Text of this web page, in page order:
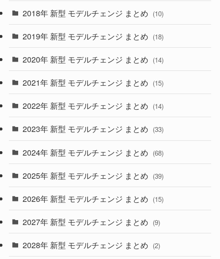
(30)
(27)
(10)
(35)
(10)
(9)
(22)
(4)
(9)
(4)
(1)
2018年 新型 モデルチェンジ まとめ (10)
2019年 新型 モデルチェンジ まとめ (18)
2020年 新型 モデルチェンジ まとめ (14)
2021年 新型 モデルチェンジ まとめ (15)
2022年 新型 モデルチェンジ まとめ (14)
2023年 新型 モデルチェンジ まとめ (33)
2024年 新型 モデルチェンジ まとめ (68)
2025年 新型 モデルチェンジ まとめ (39)
2026年 新型 モデルチェンジ まとめ (15)
2027年 新型 モデルチェンジ まとめ (9)
2028年 新型 モデルチェンジ まとめ (2)